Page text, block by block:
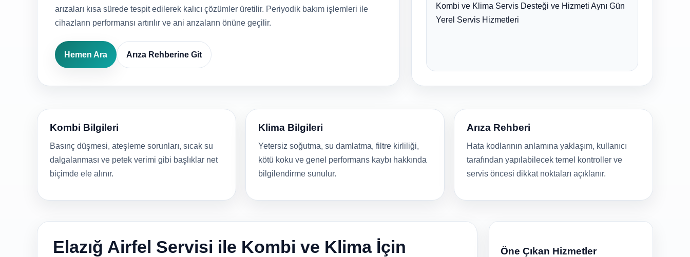
arızaları kısa sürede tespit edilerek kalıcı çözümler üretilir. Periyodik bakım işlemleri ile
cihazların performansı artırılır ve ani arızaların önüne geçilir.
Hemen Ara Arıza Rehberine Git
Kombi ve Klima Servis Desteği ve Hizmeti Aynı Gün
Yerel Servis Hizmetleri
Kombi Bilgileri
Basınç düşmesi, ateşleme sorunları, sıcak su
dalgalanması ve petek verimi gibi başlıklar net
biçimde ele alınır.
Klima Bilgileri
Yetersiz soğutma, su damlatma, filtre kirliliği,
kötü koku ve genel performans kaybı hakkında
bilgilendirme sunulur.
Arıza Rehberi
Hata kodlarının anlamına yaklaşım, kullanıcı
tarafından yapılabilecek temel kontroller ve
servis öncesi dikkat noktaları açıklanır.
Elazığ Airfel Servisi ile Kombi ve Klima İçin
Öne Çıkan Hizmetler